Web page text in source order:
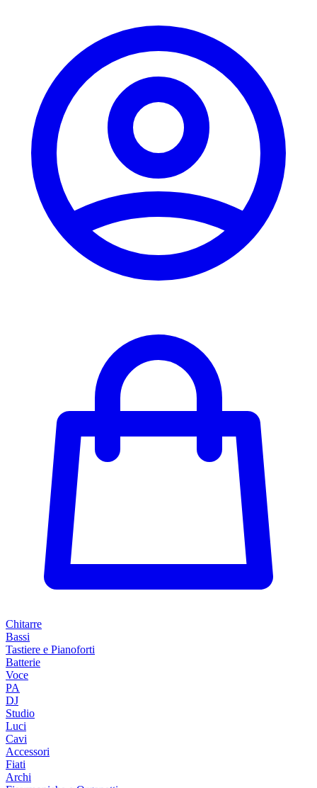
Chitarre
Bassi
Tastiere e Pianoforti
Batterie
Voce
PA
DJ
Studio
Luci
Cavi
Accessori
Fiati
Archi